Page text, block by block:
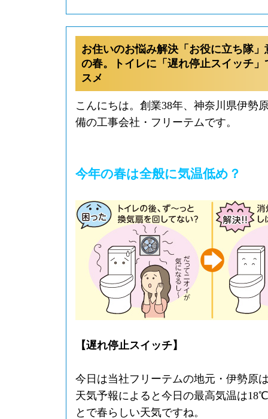
お住いのお悩み解決「お役に立ち隊
の春。トイレに「遅れ停止スイッチ
スメ
こんにちは。創業38年、神奈川県伊勢
備の工事会社・フリーテムです。
今年の春は全般に気温低め？
【遅れ停止スイッチ】
今日は当社フリーテムの地元・伊勢原
天気予報によると今日の最高気温は
とで春らしい天気ですね。